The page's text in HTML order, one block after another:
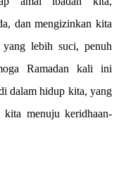
dan mengizinkan kita
lebih suci, penuh
Ramadan kali ini
dalam hidup kita, yang
kita menuju keridhaan-